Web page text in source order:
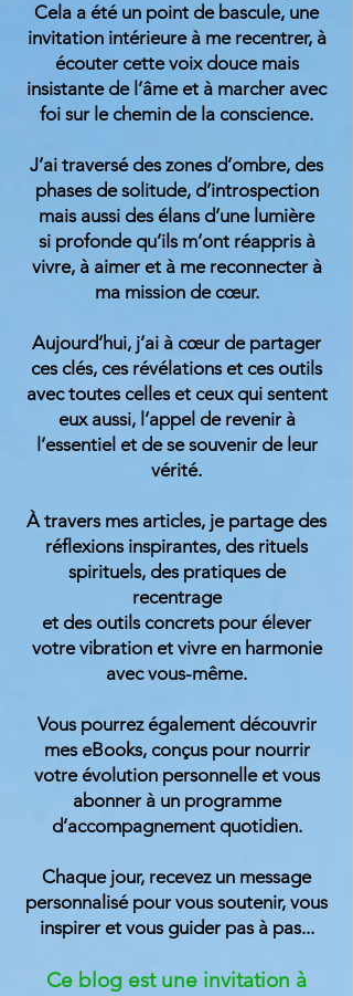
Cela a été un point de bascule, une
invitation intérieure à me recentrer, à
écouter cette voix douce mais
insistante de l’âme et à marcher avec
foi sur le chemin de la conscience.
J’ai traversé des zones d’ombre, des
phases de solitude, d’introspection
mais aussi des élans d’une lumière
si profonde qu’ils m’ont réappris à
vivre, à aimer et à me reconnecter à
ma mission de cœur.
Aujourd’hui, j’ai à cœur de partager
ces clés, ces révélations et ces outils
avec toutes celles et ceux qui sentent
eux aussi, l’appel de revenir à
l’essentiel et de se souvenir de leur
vérité.
À travers mes articles, je partage des
réflexions inspirantes, des rituels
spirituels, des pratiques de
recentrage
et des outils concrets pour élever
votre vibration et vivre en harmonie
avec vous-même.
Vous pourrez également découvrir
mes eBooks, conçus pour nourrir
votre évolution personnelle et vous
abonner à un programme
d’accompagnement quotidien.
Chaque jour, recevez un message
personnalisé pour vous soutenir, vous
inspirer et vous guider pas à pas...
Ce blog est une invitation à